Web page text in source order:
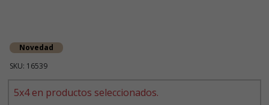
Novedad
SKU: 16539
5x4 en productos seleccionados.